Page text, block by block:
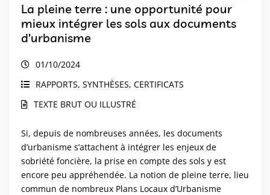
La pleine terre : une opportunité pour
mieux intégrer les sols aux documents
d’urbanisme
01/10/2024
RAPPORTS, SYNTHÈSES, CERTIFICATS
TEXTE BRUT OU ILLUSTRÉ
Si, depuis de nombreuses années, les documents
d’urbanisme s’attachent à intégrer les enjeux de
sobriété foncière, la prise en compte des sols y est
encore peu appréhendée. La notion de pleine terre, lieu
commun de nombreux Plans Locaux d’Urbanisme